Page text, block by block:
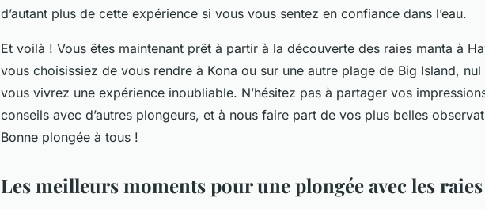
d’autant plus de cette expérience si vous vous sentez en confiance dans l’eau.
Et voilà ! Vous êtes maintenant prêt à partir à la découverte des raies manta à
vous choisissiez de vous rendre à Kona ou sur une autre plage de Big Island,
vous vivrez une expérience inoubliable. N’hésitez pas à partager vos
conseils avec d’autres plongeurs, et à nous faire part de vos plus belles
Bonne plongée à tous !
Les meilleurs moments pour une plongée avec les